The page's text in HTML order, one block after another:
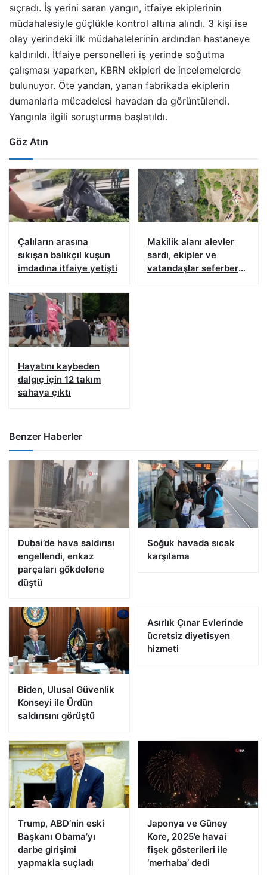
sıçradı. İş yerini saran yangın, itfaiye ekiplerinin
müdahalesiyle güçlükle kontrol altına alındı. 3 kişi ise
olay yerindeki ilk müdahalelerinin ardından hastaneye
kaldırıldı. İtfaiye personelleri iş yerinde soğutma
çalışması yaparken, KBRN ekipleri de incelemelerde
bulunuyor. Öte yandan, yanan fabrikada ekiplerin
dumanlarla mücadelesi havadan da görüntülendi.
Yangınla ilgili soruşturma başlatıldı.
Göz Atın
Çalıların arasına
sıkışan balıkçıl kuşun
imdadına itfaiye yetişti
Makilik alanı alevler
sardı, ekipler ve
vatandaşlar seferber
Hayatını kaybeden
dalgıç için 12 takım
sahaya çıktı
Benzer Haberler
Dubai’de hava saldırısı
engellendi, enkaz
parçaları gökdelene
düştü
Soğuk havada sıcak
karşılama
Biden, Ulusal Güvenlik
Konseyi ile Ürdün
saldırısını görüştü
Asırlık Çınar Evlerinde
ücretsiz diyetisyen
hizmeti
Trump, ABD’nin eski
Başkanı Obama’yı
darbe girişimi
yapmakla suçladı
Japonya ve Güney
Kore, 2025’e havai
fişek gösterileri ile
‘merhaba’ dedi